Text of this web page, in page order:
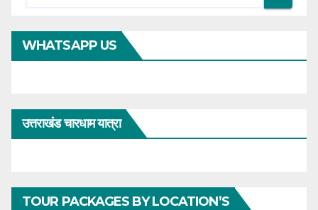
WHATSAPP US
उत्तराखंड चारधाम यात्रा
TOUR PACKAGES BY LOCATION’S